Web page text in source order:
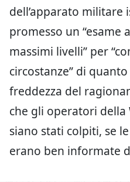
dell’apparato militare
promesso un “esame
massimi livelli” per
circostanze” di
freddezza del
che gli operatori della
siano stati colpiti, se
erano ben informate